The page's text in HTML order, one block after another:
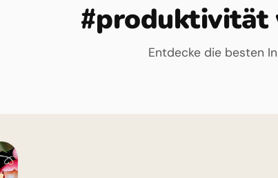
#produktivität
Entdecke die besten